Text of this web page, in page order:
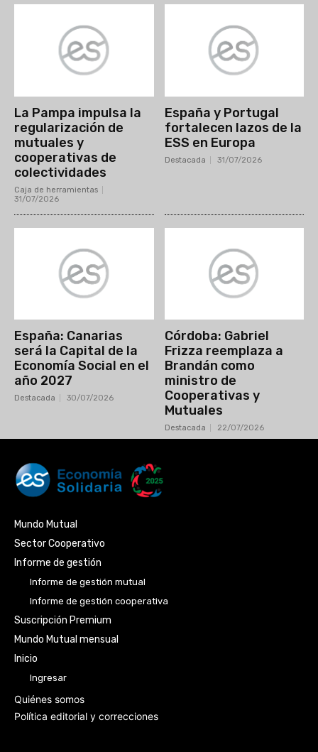
La Pampa impulsa la
regularización de
mutuales y
cooperativas de
colectividades
Caja de herramientas
31/07/2026
España y Portugal
fortalecen lazos de la
ESS en Europa
Destacada 31/07/2026
España: Canarias
será la Capital de la
Economía Social en el
año 2027
Destacada 30/07/2026
Córdoba: Gabriel
Frizza reemplaza a
Brandán como
ministro de
Cooperativas y
Mutuales
Destacada 22/07/2026
Mundo Mutual
Sector Cooperativo
Informe de gestión
Informe de gestión mutual
Informe de gestión cooperativa
Suscripción Premium
Mundo Mutual mensual
Inicio
Ingresar
Quiénes somos
Política editorial y correcciones